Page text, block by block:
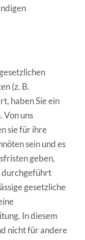
(z. B.
haben Sie ein
Von uns
sie für ihre
sein und es
geben,
durchgeführt
gesetzliche
In diesem
nicht für andere